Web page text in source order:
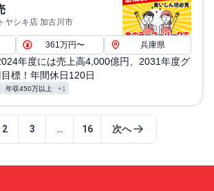
ヤシキ店 加古川市
361万円〜 兵庫県
年度には売上高4,000億円、2031年度グ
標！年間休日120日
年収450万以上 +1
2 3 … 16 次へ